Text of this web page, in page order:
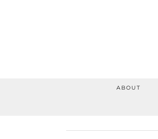
ABOUT